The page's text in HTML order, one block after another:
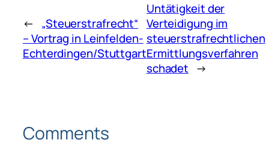
←
„Steuerstrafrecht“
– Vortrag in Leinfelden-
Echterdingen/Stuttgart
Untätigkeit der
Verteidigung im
steuerstrafrechtlichen
Ermittlungsverfahren
schadet →
Comments